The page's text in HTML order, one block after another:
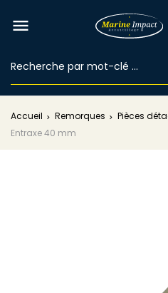

Accueil Remorques Pièces
Entraxe 40 mm